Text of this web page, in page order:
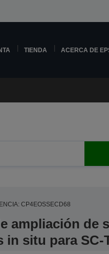
TIENDA ACERCA DE
CP4EOSSECD68
ampliación de
in situ para SC-